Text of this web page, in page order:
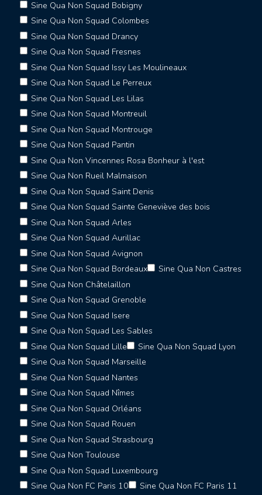
Sine Qua Non Squad Bobigny
Sine Qua Non Squad Colombes
Sine Qua Non Squad Drancy
Sine Qua Non Squad Fresnes
Sine Qua Non Squad Issy Les Moulineaux
Sine Qua Non Squad Le Perreux
Sine Qua Non Squad Les Lilas
Sine Qua Non Squad Montreuil
Sine Qua Non Squad Montrouge
Sine Qua Non Squad Pantin
Sine Qua Non Vincennes Rosa Bonheur à l'est
Sine Qua Non Rueil Malmaison
Sine Qua Non Squad Saint Denis
Sine Qua Non Squad Sainte Geneviève des bois
Sine Qua Non Squad Arles
Sine Qua Non Squad Aurillac
Sine Qua Non Squad Avignon
Sine Qua Non Squad Bordeaux
Sine Qua Non Castres
Sine Qua Non Châtelaillon
Sine Qua Non Squad Grenoble
Sine Qua Non Squad Isere
Sine Qua Non Squad Les Sables
Sine Qua Non Squad Lille
Sine Qua Non Squad Lyon
Sine Qua Non Squad Marseille
Sine Qua Non Squad Nantes
Sine Qua Non Squad Nîmes
Sine Qua Non Squad Orléans
Sine Qua Non Squad Rouen
Sine Qua Non Squad Strasbourg
Sine Qua Non Toulouse
Sine Qua Non Squad Luxembourg
Sine Qua Non FC Paris 10
Sine Qua Non FC Paris 11